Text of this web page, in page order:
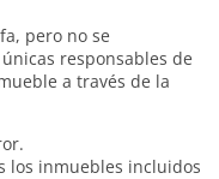
pero no se
responsables de
a través de la
los inmuebles incluidos